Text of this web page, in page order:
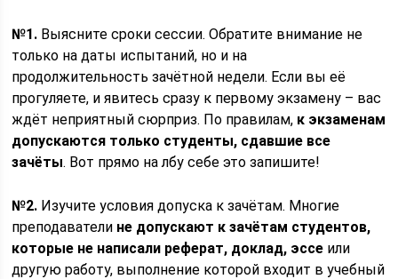
№1. Выясните сроки сессии. Обратите внимание не
только на даты испытаний, но и на
продолжительность зачётной недели. Если вы её
прогуляете, и явитесь сразу к первому экзамену – вас
ждёт неприятный сюрприз. По правилам, к экзаменам
допускаются только студенты, сдавшие все
зачёты. Вот прямо на лбу себе это запишите!
№2. Изучите условия допуска к зачётам. Многие
преподаватели не допускают к зачётам студентов,
которые не написали реферат, доклад, эссе или
другую работу, выполнение которой входит в учебный